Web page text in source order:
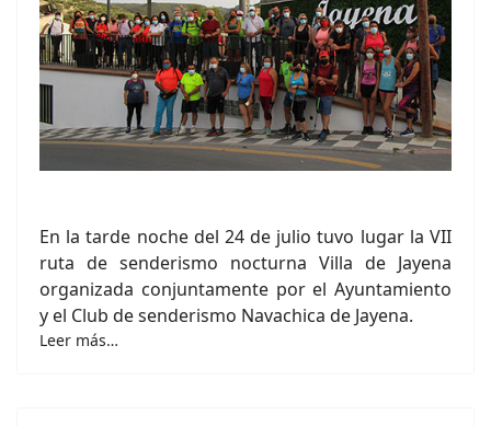
En la tarde noche del 24 de julio tuvo lugar la VII
ruta de senderismo nocturna Villa de Jayena
organizada conjuntamente por el Ayuntamiento
y el Club de senderismo Navachica de Jayena.
Leer más…